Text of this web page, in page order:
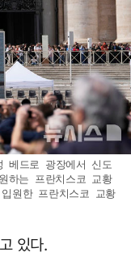
베드로 광장에서 신도
하는 프란치스코 교황
원한 프란치스코 교황
있다.